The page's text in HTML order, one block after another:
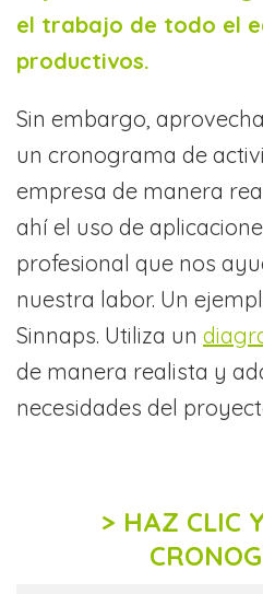
el trabajo de todo el
productivos.
Sin embargo,
un cronograma de
empresa de manera
ahí el uso de
profesional que nos
nuestra labor. Un
Sinnaps. Utiliza un
de manera realista y
necesidades del
> HAZ CLIC